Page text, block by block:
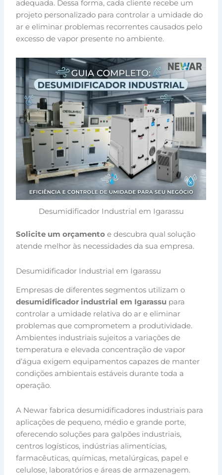
adequada. Dessa forma, cada cliente recebe um
projeto personalizado para controlar a umidade do
ar e eliminar problemas recorrentes causados pelo
excesso de vapor presente no ambiente.
Desumidificador Industrial em Igarassu
Solicite um orçamento e descubra qual solução
atende melhor às necessidades da sua empresa.
Desumidificador Industrial em Igarassu
Empresas de diferentes segmentos utilizam o
desumidificador industrial em Igarassu para
controlar a umidade relativa do ar e eliminar
problemas que comprometem a produtividade.
Ambientes industriais sujeitos a variações de
temperatura e elevada concentração de vapor
d’água exigem equipamentos capazes de manter
condições ambientais estáveis durante toda a
operação.
A Newar fabrica desumidificadores industriais para
aplicações de pequeno, médio e grande porte,
oferecendo soluções para galpões industriais,
centros logísticos, indústrias alimentícias,
farmacêuticas, químicas, metalúrgicas, papel e
celulose, laboratórios e áreas de armazenagem.